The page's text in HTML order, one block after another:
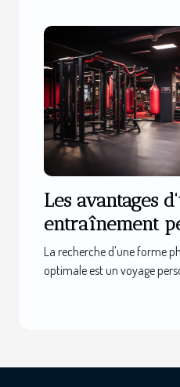
Les avantages
entraînement
dans une salle
La recherche d'une forme
optimale est un voyage